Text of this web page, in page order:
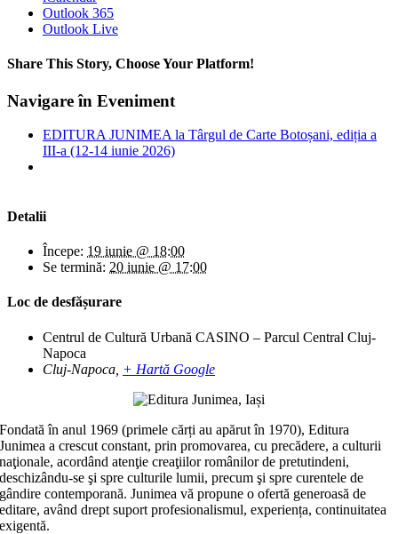
Outlook 365
Outlook Live
Share This Story, Choose Your Platform!
Facebook
X
Bluesky
Reddit
LinkedIn
WhatsApp
Telegram
Tumblr
Xing
Email
Copy
Navigare în Eveniment
EDITURA JUNIMEA la Târgul de Carte Botoșani, ediția a
III-a (12-14 iunie 2026)
Detalii
Începe: 19 iunie @ 18:00
Se termină: 20 iunie @ 17:00
Loc de desfășurare
Centrul de Cultură Urbană CASINO – Parcul Central Cluj-
Napoca
Cluj-Napoca + Hartă Google
Fondată în anul 1969 (primele cărți au apărut în 1970), Editura
Junimea a crescut constant, prin promovarea, cu precădere, a culturii
naţionale, acordând atenţie creaţiilor românilor de pretutindeni,
deschizându-se şi spre culturile lumii, precum şi spre curentele de
gândire contemporană. Junimea vă propune o ofertă generoasă de
editare, având drept suport profesionalismul, experiența, continuitatea
exigentă.